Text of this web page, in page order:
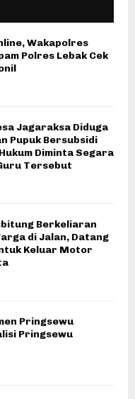
Wakapolres
Polres Lebak Cek
Jagaraksa Diduga
Pupuk Bersubsidi
Diminta Segara
Tersebut
Berkeliaran
di Jalan, Datang
Keluar Motor
Pringsewu
Pringsewu